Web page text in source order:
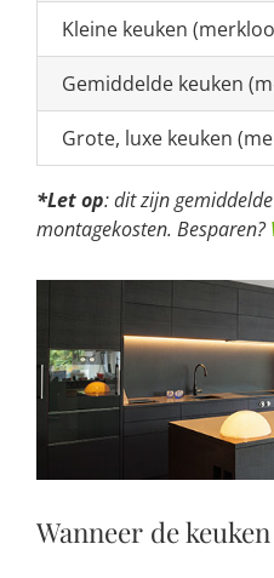
Kleine keuken
Gemiddelde keuken
Grote, luxe keuken
*Let op: dit zijn
montagekosten. Besparen?
Wanneer de